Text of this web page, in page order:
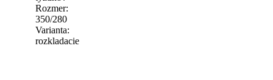
Doporučujeme
Novinky